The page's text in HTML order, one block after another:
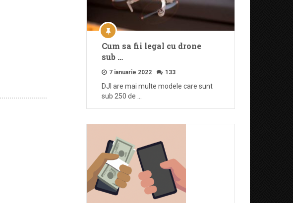
Cum sa fii legal cu drone
sub …
7 ianuarie 2022 133
DJI are mai multe modele care sunt
sub 250 de …